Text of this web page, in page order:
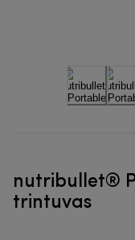
nutribullet®
trintuvas